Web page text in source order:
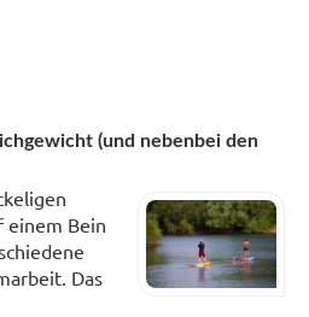
(und nebenbei den
einem Bein
Das